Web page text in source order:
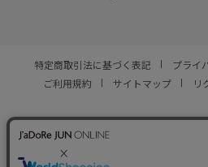
特定商取引法に基づく表記 プライ
ご利用規約
サイトマップ リ
© JUN CO.,LTD. ALL